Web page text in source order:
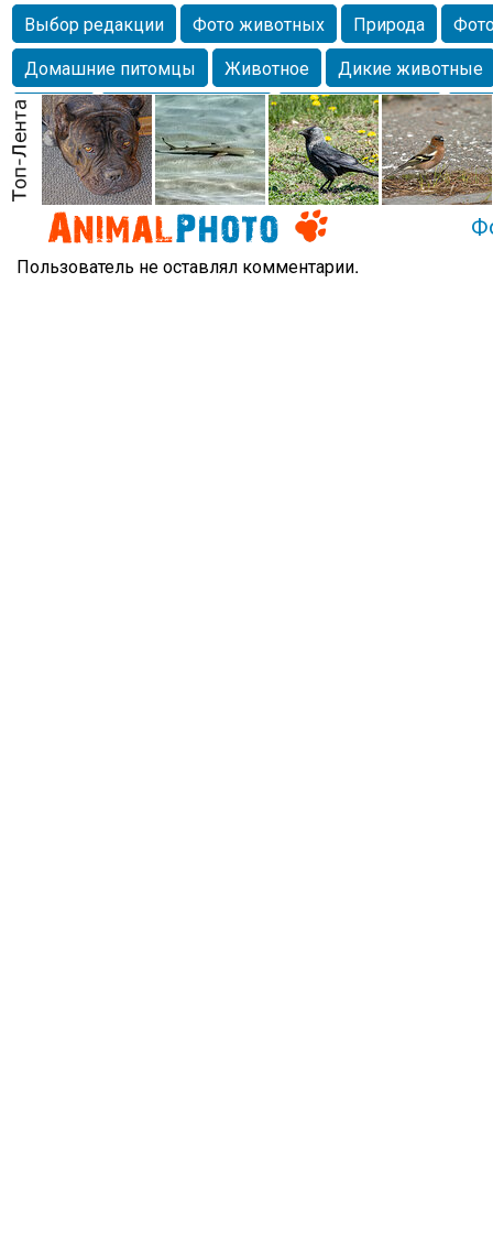
Выбор редакции Фото животных Природа
Домашние питомцы
Животное
Дикие животные
Собаки
Alexanderandronik Млекопитающие
Морда
Собачка Осень Портрет
Домашние
Насекомое
Коты Lebert Дикие птицы Утка
Пользователь не оставлял комментарии.